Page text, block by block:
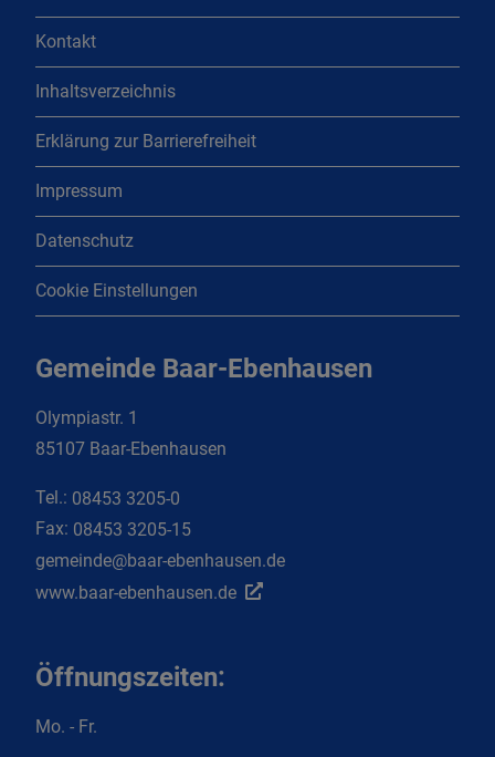
Kontakt
Inhaltsverzeichnis
Erklärung zur Barrierefreiheit
Impressum
Datenschutz
Cookie Einstellungen
Gemeinde Baar-Ebenhausen
Olympiastr. 1
85107 Baar-Ebenhausen
Tel.: 08453 3205-0
Fax: 08453 3205-15
gemeinde@baar-ebenhausen.de
www.baar-ebenhausen.de
Öffnungszeiten:
Mo. - Fr.